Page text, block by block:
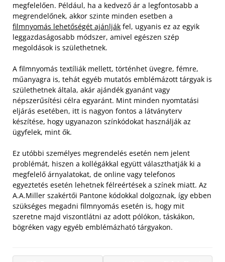
megfelelően. Például, ha a kedvező ár a legfontosabb a
megrendelőnek, akkor szinte minden esetben a
filmnyomás lehetőségét ajánlják fel, ugyanis ez az egyik
leggazdaságosabb módszer, amivel egészen szép
megoldások is születhetnek.
A filmnyomás textíliák mellett, történhet üvegre, fémre,
műanyagra is, tehát egyéb mutatós emblémázott tárgyak is
születhetnek általa, akár ajándék gyanánt vagy
népszerűsítési célra egyaránt. Mint minden nyomtatási
eljárás esetében, itt is nagyon fontos a látványterv
készítése, hogy ugyanazon színkódokat használják az
ügyfelek, mint ők.
Ez utóbbi személyes megrendelés esetén nem jelent
problémát, hiszen a kollégákkal együtt választhatják ki a
megfelelő árnyalatokat, de online vagy telefonos
egyeztetés esetén lehetnek félreértések a színek miatt. Az
A.A.Miller szakértői Pantone kódokkal dolgoznak, így ebben
szükséges megadni filmnyomás esetén is, hogy mit
szeretne majd viszontlátni az adott pólókon, táskákon,
bögréken vagy egyéb emblémázható tárgyakon.